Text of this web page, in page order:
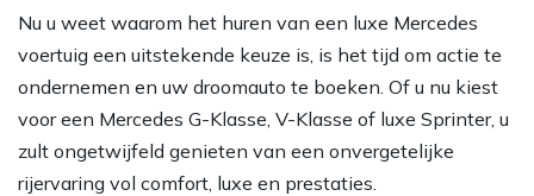
Nu u weet waarom het huren van een luxe Mercedes
voertuig een uitstekende keuze is, is het tijd om actie te
ondernemen en uw droomauto te boeken. Of u nu kiest
voor een Mercedes G-Klasse, V-Klasse of luxe Sprinter, u
zult ongetwijfeld genieten van een onvergetelijke
rijervaring vol comfort, luxe en prestaties.